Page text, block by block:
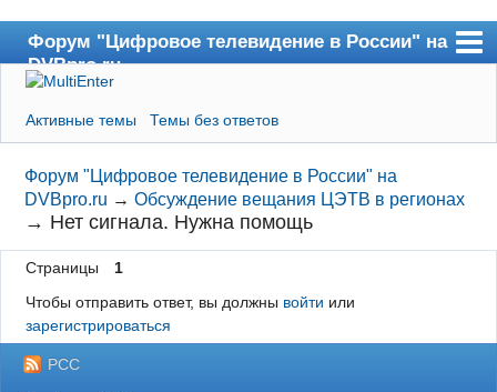
Форум "Цифровое телевидение в России" на
DVBpro.ru
Форум
Сайт DVBpro.ru
Поиск
Регистрация
Вход
Активные темы Темы без ответов
Форум "Цифровое телевидение в России" на
DVBpro.ru →Обсуждение вещания ЦЭТВ в регионах
→ Нет сигнала. Нужна помощь
Страницы
1
Чтобы отправить ответ, вы должны войти или
зарегистрироваться
РСС